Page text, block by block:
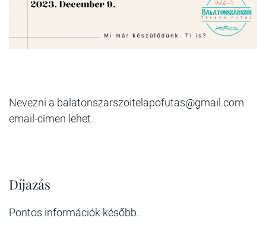
Nevezni a balatonszarszoitelapofutas@gmail.com
email-címen lehet.
Díjazás
Pontos információk később.